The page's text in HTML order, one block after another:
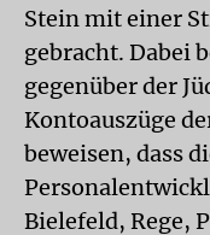
Stein mit einer
gebracht. Dabei
gegenüber der
Kontoauszüge
beweisen, dass
Bielefeld, Rege,